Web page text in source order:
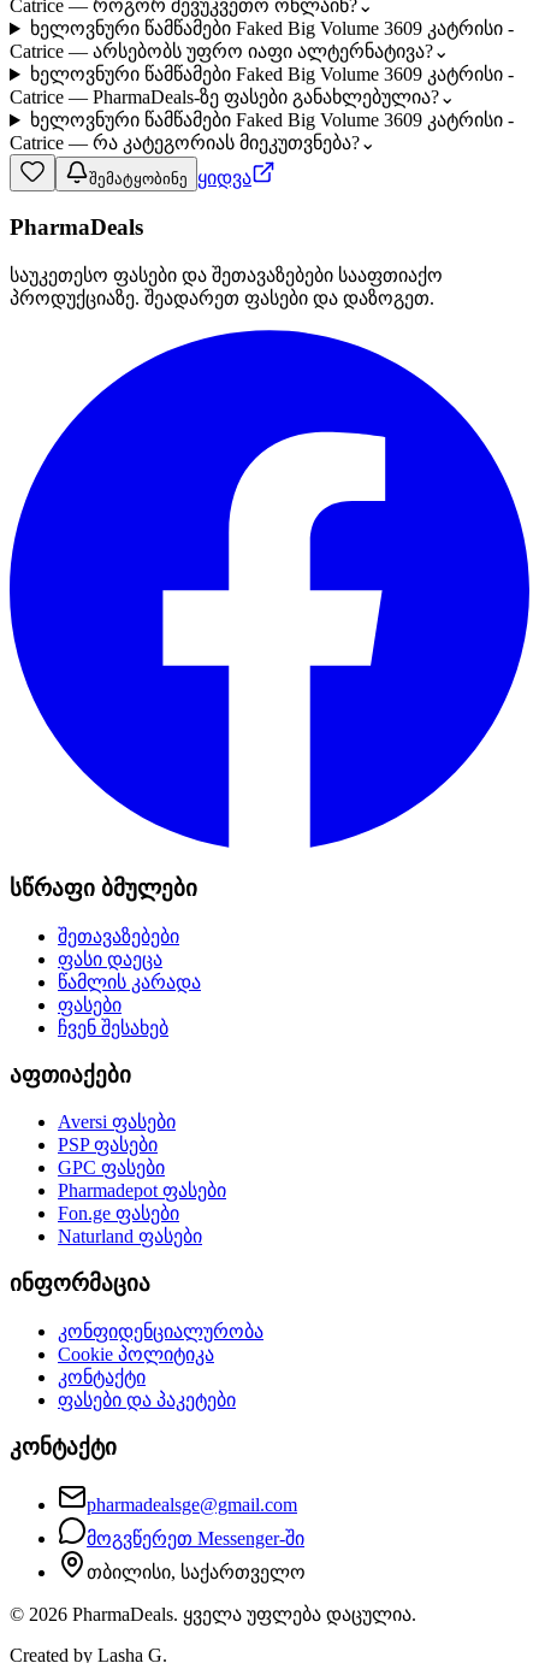
Catrice — როგორ შევუკვეთო ონლაინ?⌄
ხელოვნური წამწამები Faked Big Volume 3609 კატრისი -
Catrice — არსებობს უფრო იაფი ალტერნატივა?⌄
ხელოვნური წამწამები Faked Big Volume 3609 კატრისი -
Catrice — PharmaDeals-ზე ფასები განახლებულია?⌄
ხელოვნური წამწამები Faked Big Volume 3609 კატრისი -
Catrice — რა კატეგორიას მიეკუთვნება?⌄
შემატყობინე ყიდვა
PharmaDeals
საუკეთესო ფასები და შეთავაზებები სააფთიაქო
პროდუქციაზე. შეადარეთ ფასები და დაზოგეთ.
სწრაფი ბმულები
შეთავაზებები
ფასი დაეცა
წამლის კარადა
ფასები
ჩვენ შესახებ
აფთიაქები
Aversi ფასები
PSPფასები
GPC ფასები
Pharmadepotფასები
Fon.ge ფასები
Naturland ფასები
ინფორმაცია
კონფიდენციალურობა
Cookie პოლიტიკა
კონტაქტი
ფასები და პაკეტები
კონტაქტი
pharmadealsge@gmail.com
მოგვწერეთ Messenger-ში
თბილისი, საქართველო
© 2026 PharmaDeals. ყველა უფლება დაცულია.
Created by Lasha G.